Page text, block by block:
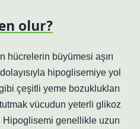
olur?
hücrelerin büyümesi aşırı
hipoglisemiye yol
çeşitli yeme bozuklukları
vücudun yeterli glikoz
Hipoglisemi genellikle uzun